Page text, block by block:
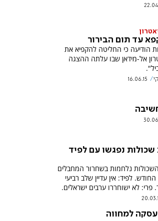
עד תום הבירור
הודיעה כי החליטה להקפיא את
אל-מידאן שבו עלתה ההצגה
16.06.15
נפגשו עם לפיד
נלחמות בשחרור המחבלים
לפיד: אין עדיין שלב רביעי
לא ישוחררו ערבים ישראלים.
עסקה למחווה